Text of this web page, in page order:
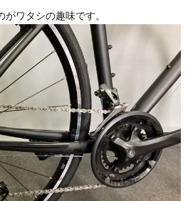
ワタシの趣味です。